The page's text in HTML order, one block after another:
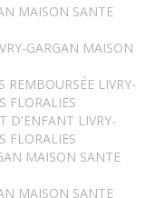
MAISON SANTE
GARGAN MAISON
LIVRY-
FLORALIES
D'ENFANT LIVRY-
FLORALIES
MAISON SANTE
MAISON SANTE